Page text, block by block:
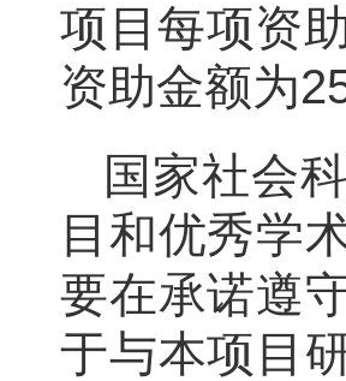
项目每项资
资助金额为
国家社会
目和优秀学
要在承诺遵
于与本项目